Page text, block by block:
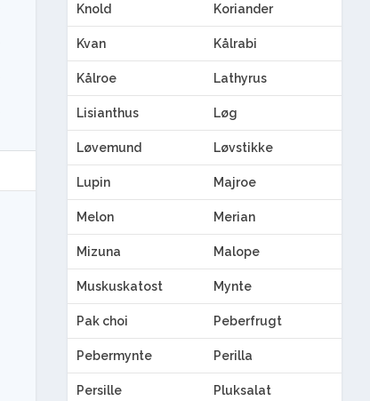
Knold Koriander
Kvan Kålrabi
Kålroe Lathyrus
Lisianthus Løg
Løvemund Løvstikke
Lupin Majroe
Melon Merian
Mizuna Malope
Muskuskatost Mynte
Pak choi Peberfrugt
Pebermynte Perilla
Persille Pluksalat